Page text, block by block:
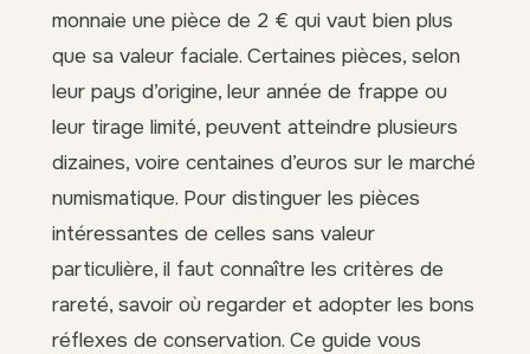
monnaie une pièce de 2 € qui vaut bien plus
que sa valeur faciale. Certaines pièces, selon
leur pays d’origine, leur année de frappe ou
leur tirage limité, peuvent atteindre plusieurs
dizaines, voire centaines d’euros sur le marché
numismatique. Pour distinguer les pièces
intéressantes de celles sans valeur
particulière, il faut connaître les critères de
rareté, savoir où regarder et adopter les bons
réflexes de conservation. Ce guide vous